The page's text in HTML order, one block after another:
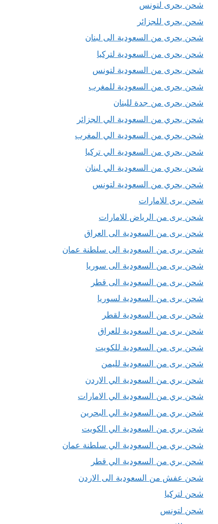
شحن بحرى لتونس
شحن بحرى للجزائر
شحن بحرى من السعودية الى لبنان
شحن بحرى من السعودية لتركيا
شحن بحرى من السعودية لتونس
شحن بحرى من السعودية للمغرب
شحن بحرى من جدة للبنان
شحن بحري من السعودية الي الجزائر
شحن بحري من السعودية الي المغرب
شحن بحري من السعودية الي تركيا
شحن بحري من السعودية الي لبنان
شحن بحري من السعودية لتونس
شحن برى للامارات
شحن برى من الرياض للامارات
شحن برى من السعودية الى العراق
شحن برى من السعودية الى سلطنة عمان
شحن برى من السعودية الى سوريا
شحن برى من السعودية الى قطر
شحن برى من السعودية لسوريا
شحن برى من السعودية لقطر
شحن برى من السعودية للعراق
شحن برى من السعودية للكويت
شحن برى من السعودية لليمن
شحن بري من السعودية الي الاردن
شحن بري من السعودية الي الامارات
شحن بري من السعودية الي البحرين
شحن بري من السعودية الي الكويت
شحن بري من السعودية الي سلطنة عمان
شحن بري من السعودية الي قطر
شحن عفش من السعودية الى الاردن
شحن لتركيا
شحن لتونس